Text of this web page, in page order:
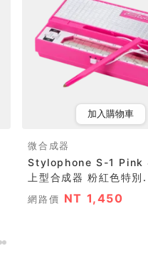
加入購物車
微合成器
Stylophone S-1 Pink
上型合成器 粉紅色特別
網路價 NT 1,450